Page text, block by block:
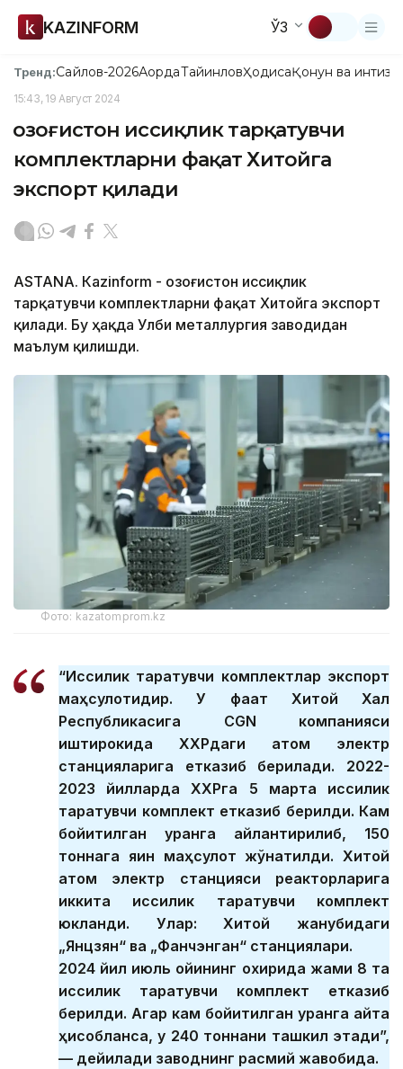
KAZINFORM ЎЗ
Тренд:Сайлов-2026АқордаТайинловҲодисаҚонун ва
15:43, 19 Август 2024
Қозоғистон иссиқлик тарқатувчи
комплектларни фақат Хитойга
экспорт қилади
ASTANА. Кazinform - Қозоғистон иссиқлик
тарқатувчи комплектларни фақат Хитойга экспорт
қилади. Бу ҳақда Улби металлургия заводидан
маълум қилишди.
Фото: kazatomprom.kz
“Иссиқлик тарқатувчи комплектлар экспорт
маҳсулотидир. У фақат Хитой Халқ
Республикасига CGN компанияси
иштирокида ХХРдаги атом электр
станцияларига етказиб берилади. 2022-
2023 йилларда ХХРга 5 марта иссиқлик
тарқатувчи комплект етказиб берилди. Кам
бойитилган уранга айлантирилиб, 150
тоннага яқин маҳсулот жўнатилди. Хитой
атом электр станцияси реакторларига
иккита иссиқлик тарқатувчи комплект
юкланди. Улар: Хитой жанубидаги
„Янцзян“ ва „Фанчэнган“ станциялари.
2024 йил июль ойининг охирида жами 8 та
иссиқлик тарқатувчи комплект етказиб
берилди. Агар кам бойитилган уранга қайта
ҳисобланса, у 240 тоннани ташкил этади”,
— дейилади заводнинг расмий жавобида.